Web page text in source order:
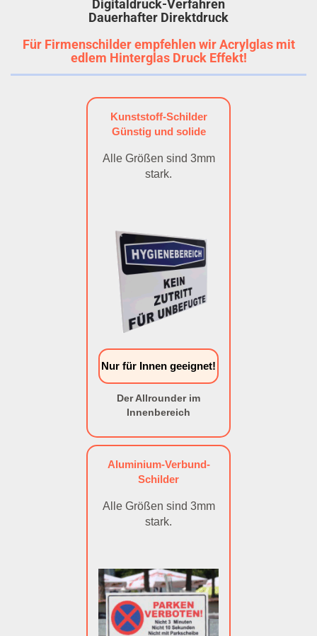
Digitaldruck-Verfahren
Dauerhafter Direktdruck
Für Firmenschilder empfehlen wir Acrylglas mit
edlem Hinterglas Druck Effekt!
Kunststoff-Schilder
Günstig und solide
Alle Größen sind 3mm
stark.
Nur für Innen geeignet!
Der Allrounder im
Innenbereich
Aluminium-Verbund-
Schilder
Alle Größen sind 3mm
stark.